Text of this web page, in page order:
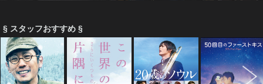
§ スタッフおすすめ §